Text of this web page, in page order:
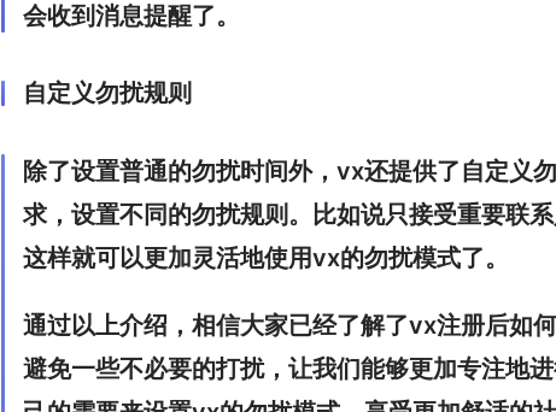
会收到消息提醒了。
自定义勿扰规则
除了设置普通的勿扰时间外，vx还提供了自定义
求，设置不同的勿扰规则。比如说只接受重要联
这样就可以更加灵活地使用vx的勿扰模式了。
通过以上介绍，相信大家已经了解了vx注册后如
避免一些不必要的打扰，让我们能够更加专注地